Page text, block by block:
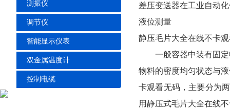
测振仪
调节仪
智能显示仪表
双金属温度计
控制电缆
差压变送器在工业自动
液位测量
静压毛片大全在线不卡
一般容器中装有固定物
物料的密度均匀状态与液
卡观看无码，主要分
用静压式毛片大全在线不卡